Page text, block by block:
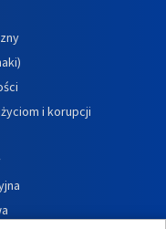
i korupcji